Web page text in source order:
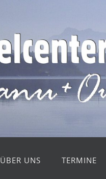
ÜBER UNS TERMINE